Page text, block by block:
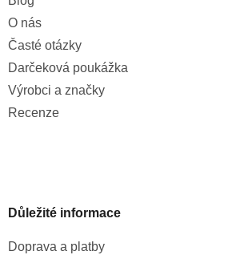
O nás
Časté otázky
Darčeková poukážka
Výrobci a značky
Recenze
Důležité informace
Doprava a platby